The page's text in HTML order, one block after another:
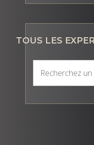
TOUS LES